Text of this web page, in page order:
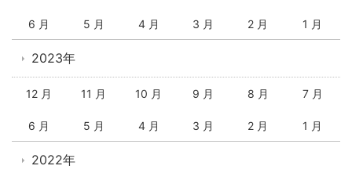
6 月 5 月 4 月 3 月 2 月 1 月
2023年
12 月 11 月 10 月 9 月 8 月 7 月
6 月 5 月 4 月 3 月 2 月 1 月
2022年